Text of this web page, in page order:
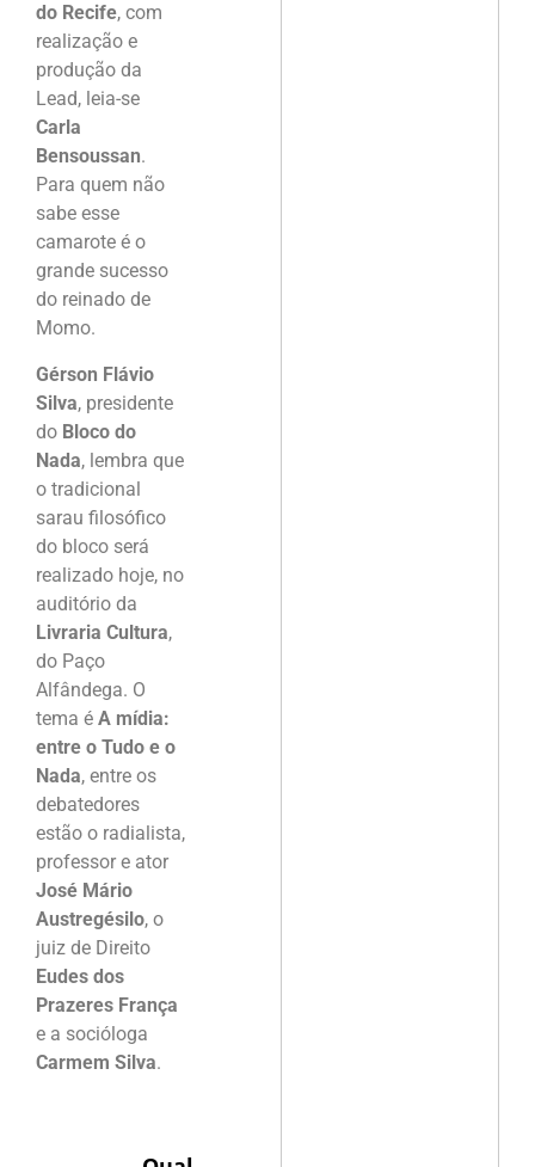
do Recife, com
realização e
produção da
Lead, leia-se
Carla
Bensoussan.
Para quem não
sabe esse
camarote é o
grande sucesso
do reinado de
Momo.
Gérson Flávio
Silva, presidente
do Bloco do
Nada, lembra que
o tradicional
sarau filosófico
do bloco será
realizado hoje, no
auditório da
Livraria Cultura,
do Paço
Alfândega. O
tema é A mídia:
entre o Tudo e o
Nada, entre os
debatedores
estão o radialista,
professor e ator
José Mário
Austregésilo, o
juiz de Direito
Eudes dos
Prazeres França
e a socióloga
Carmem Silva.